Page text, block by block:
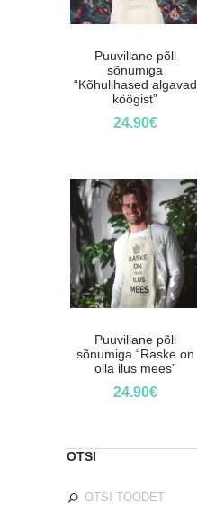
Puuvillane põll
sõnumiga
“Kõhulihased algavad
köögist”
24.90€
Puuvillane põll
sõnumiga “Raske on
olla ilus mees”
24.90€
OTSI